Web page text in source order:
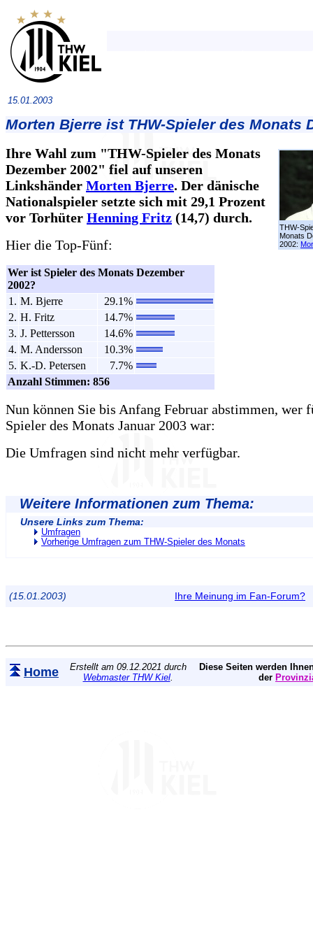
15.01.2003
Morten Bjerre ist THW-Spieler des Monats
THW-
Monats
2002:
Ihre Wahl zum "THW-Spieler des Monats
Dezember 2002" fiel auf unseren
Linkshänder Morten Bjerre. Der dänische
Nationalspieler setzte sich mit 29,1 Prozent
vor Torhüter Henning Fritz (14,7) durch.
Hier die Top-Fünf:
Wer ist Spieler des Monats Dezember
2002?
1. M. Bjerre
29.1%
2. H. Fritz
14.7%
3. J. Pettersson
14.6%
4. M. Andersson
10.3%
5. K.-D. Petersen
7.7%
Anzahl Stimmen: 856
Nun können Sie bis Anfang Februar abstimmen, wer
Spieler des Monats Januar 2003 war:
Die Umfragen sind nicht mehr verfügbar.
Weitere Informationen zum Thema:
Unsere Links zum Thema:
Umfragen
Vorherige Umfragen zum THW-Spieler des Monats
(15.01.2003) Ihre Meinung im Fan-Forum?
Home
Erstellt am 09.12.2021 durch
Webmaster THW Kiel.
Diese Seiten werden
der